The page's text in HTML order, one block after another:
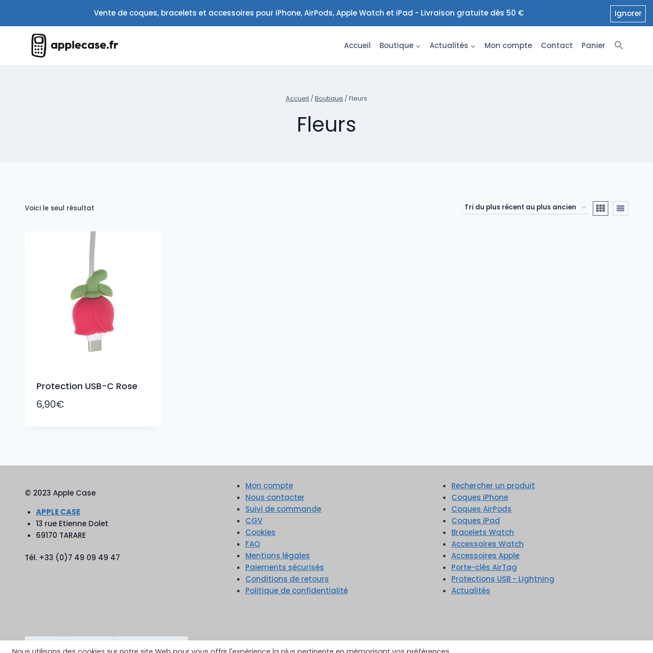
contenu
Vente de coques, bracelets et accessoires pour iPhone, AirPods, Apple Watch et iPad - Livraison gratuite dès 50 € Ignorer
Accueil Boutique Actualités Mon compte Contact Panier
Accueil / Boutique / Fleurs
Fleurs
Voici le seul résultat
Protection USB-C Rose
6,90€
© 2023 Apple Case
APPLE CASE
13 rue Etienne Dolet
69170 TARARE
Tél. +33 (0)7 49 09 49 47
Mon compte
Nous contacter
Suivi de commande
CGV
Cookies
FAQ
Mentions légales
Paiements sécurisés
Conditions de retours
Politique de confidentialité
Rechercher un produit
Coques iPhone
Coques AirPods
Coques iPad
Bracelets Watch
Accessoires Watch
Accessoires Apple
Porte-clés AirTag
Protections USB - Lightning
Actualités
TikTok YouTube Google Reviews